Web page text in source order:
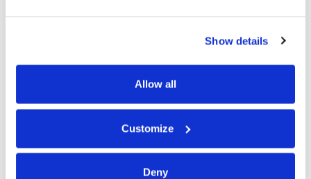
Show details
Allow all
Customize
Deny